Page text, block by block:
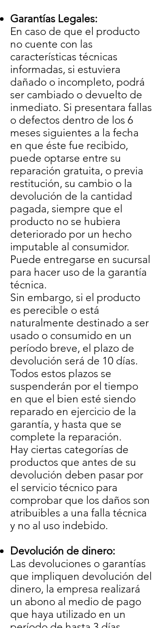
Garantías Legales:
En caso de que el producto
no cuente con las
características técnicas
informadas, si estuviera
dañado o incompleto, podrá
ser cambiado o devuelto de
inmediato. Si presentara fallas
o defectos dentro de los 6
meses siguientes a la fecha
en que éste fue recibido,
puede optarse entre su
reparación gratuita, o previa
restitución, su cambio o la
devolución de la cantidad
pagada, siempre que el
producto no se hubiera
deteriorado por un hecho
imputable al consumidor.
Puede entregarse en sucursal
para hacer uso de la garantía
técnica.
Sin embargo, si el producto
es perecible o está
naturalmente destinado a ser
usado o consumido en un
período breve, el plazo de
devolución será de 10 días.
Todos estos plazos se
suspenderán por el tiempo
en que el bien esté siendo
reparado en ejercicio de la
garantía, y hasta que se
complete la reparación.
Hay ciertas categorías de
productos que antes de su
devolución deben pasar por
el servicio técnico para
comprobar que los daños son
atribuibles a una falla técnica
y no al uso indebido.
Devolución de dinero:
Las devoluciones o garantías
que impliquen devolución del
dinero, la empresa realizará
un abono al medio de pago
que haya utilizado en un